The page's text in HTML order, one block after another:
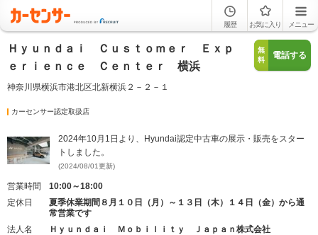
履歴 お気に入り メニュー
Ｈｙｕｎｄａｉ Ｃｕｓｔｏｍｅｒ Ｅｘｐ
ｅｒｉｅｎｃｅ Ｃｅｎｔｅｒ 横浜
神奈川県横浜市港北区北新横浜２－２－１
無
料
電話する
カーセンサー認定取扱店
2024年10月1日より、Hyundai認定中古車の展示・販売をスター
トしました。
(2024/08/01更新)
営業時間
10:00～18:00
定休日
夏季休業期間８月１０日（月）～１３日（木）１４日（金）から通
常営業です
法人名
Ｈｙｕｎｄａｉ Ｍｏｂｉｌｉｔｙ Ｊａｐａｎ株式会社